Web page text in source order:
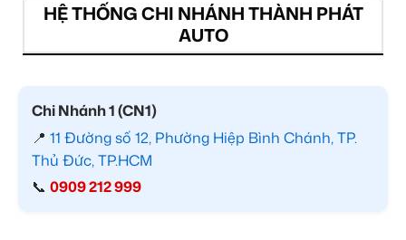
HỆ THỐNG CHI NHÁNH THÀNH PHÁT
AUTO
Chi Nhánh 1 (CN1)
📍 11 Đường số 12, Phường Hiệp Bình Chánh, TP.
Thủ Đức, TP.HCM
📞 0909 212 999